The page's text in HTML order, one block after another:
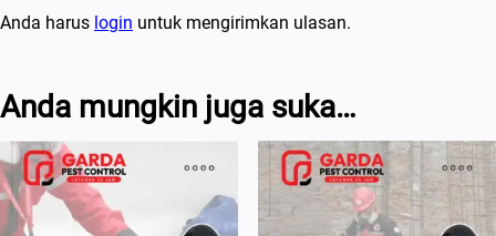
Anda harus login untuk mengirimkan ulasan.
Anda mungkin juga suka…